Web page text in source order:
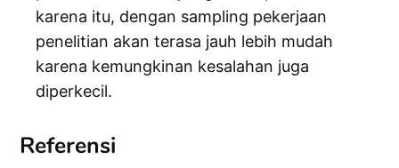
karena itu, dengan sampling pekerjaan
penelitian akan terasa jauh lebih mudah
karena kemungkinan kesalahan juga
diperkecil.
Referensi